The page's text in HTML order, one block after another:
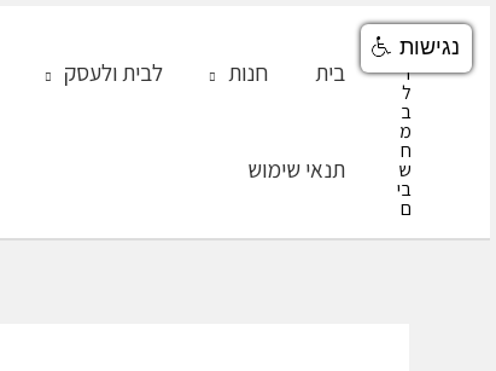
דילוג
בית חנות לבית ולעסק
תנאי שימוש
נגישות